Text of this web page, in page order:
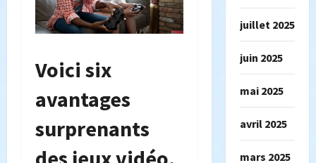
Voici six
avantages
surprenants
juillet 2025
juin 2025
mai 2025
avril 2025
mars 2025